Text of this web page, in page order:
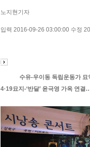
노지현기자
입력 2016-09-26 03:00:00수정
수유-우이동 독립운동가
4·19묘지-‘반달’ 윤극영 가옥 연